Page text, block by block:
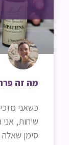
מה זה פרחי
כשאני מזכירה
שיחות, אני
סימן שאלה